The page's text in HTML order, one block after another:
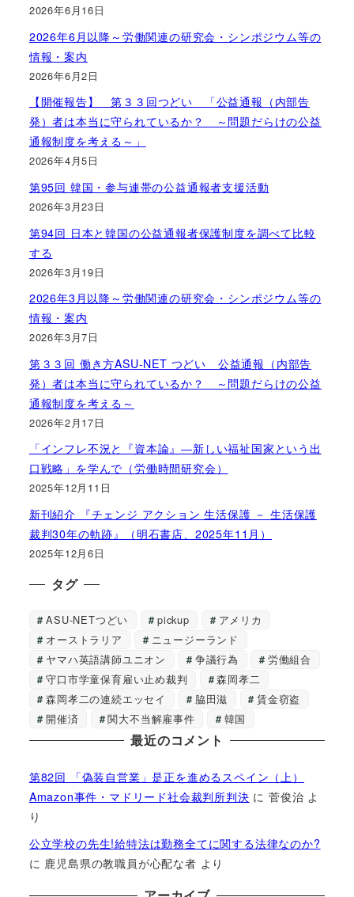
2026年6月16日
2026年6月以降～労働関連の研究会・シンポジウム等の
情報・案内
2026年6月2日
【開催報告】 第３３回つどい 「公益通報（内部告
発）者は本当に守られているか？ ～問題だらけの公益
通報制度を考える～」
2026年4月5日
第95回 韓国・参与連帯の公益通報者支援活動
2026年3月23日
第94回 日本と韓国の公益通報者保護制度を調べて比較
する
2026年3月19日
2026年3月以降～労働関連の研究会・シンポジウム等の
情報・案内
2026年3月7日
第３３回 働き方ASU-NET つどい 公益通報（内部告
発）者は本当に守られているか？ ～問題だらけの公益
通報制度を考える～
2026年2月17日
「インフレ不況と『資本論』―新しい福祉国家という出
口戦略」を学んで（労働時間研究会）
2025年12月11日
新刊紹介 『チェンジ アクション 生活保護 － 生活保護
裁判30年の軌跡』（明石書店、2025年11月）
2025年12月6日
タグ
ASU-NETつどい pickup
アメリカ
オーストラリア
ニュージーランド
ヤマハ英語講師ユニオン
争議行為
労働組合
守口市学童保育雇い止め裁判
森岡孝二
森岡孝二の連続エッセイ
脇田滋
賃金窃盗
開催済
関大不当解雇事件 韓国
最近のコメント
第82回 「偽装自営業」是正を進めるスペイン（上）
Amazon事件・マドリード社会裁判所判決 に菅俊治 よ
り
公立学校の先生!給特法は勤務全てに関する法律なのか?
に 鹿児島県の教職員が心配な者 より